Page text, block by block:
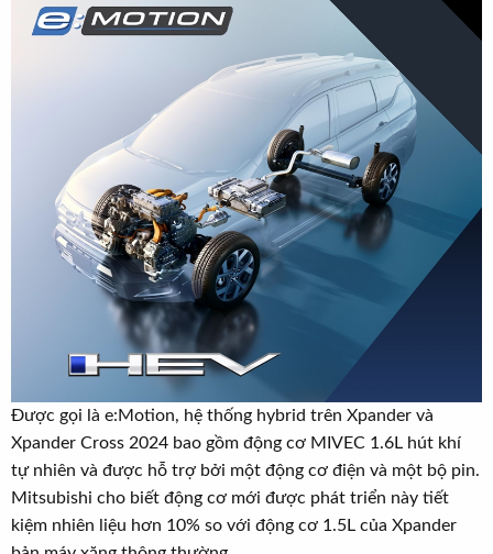
Được gọi là e:Motion, hệ thống hybrid trên Xpander và
Xpander Cross 2024 bao gồm động cơ MIVEC 1.6L hút khí
tự nhiên và được hỗ trợ bởi một động cơ điện và một bộ pin.
Mitsubishi cho biết động cơ mới được phát triển này tiết
kiệm nhiên liệu hơn 10% so với động cơ 1.5L của Xpander